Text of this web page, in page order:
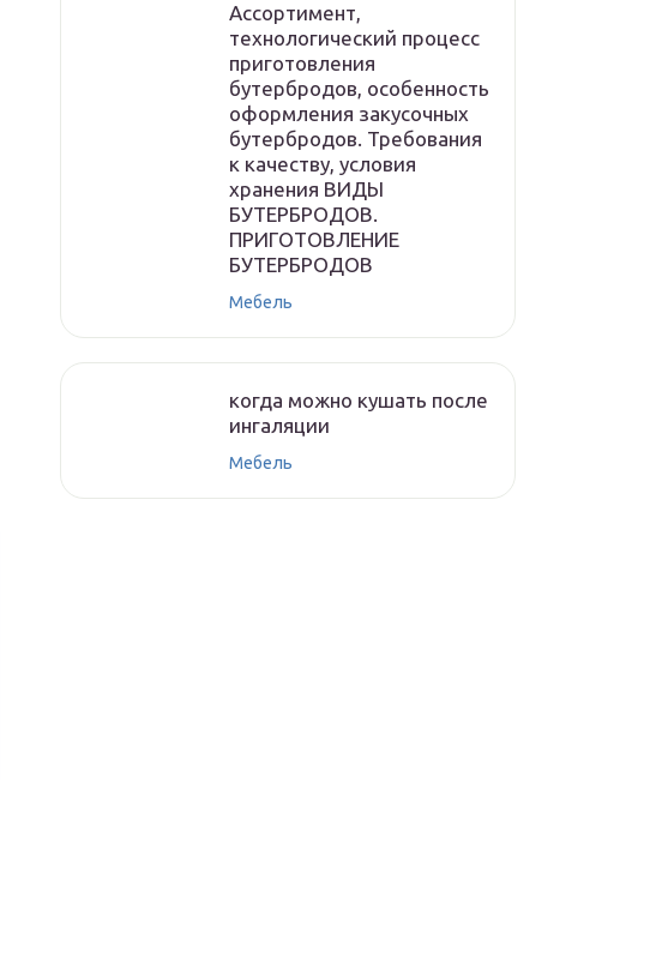
Ассортимент,
технологический процесс
приготовления
бутербродов, особенность
оформления закусочных
бутербродов. Требования
к качеству, условия
хранения ВИДЫ
БУТЕРБРОДОВ.
ПРИГОТОВЛЕНИЕ
БУТЕРБРОДОВ
Мебель
когда можно кушать после
ингаляции
Мебель